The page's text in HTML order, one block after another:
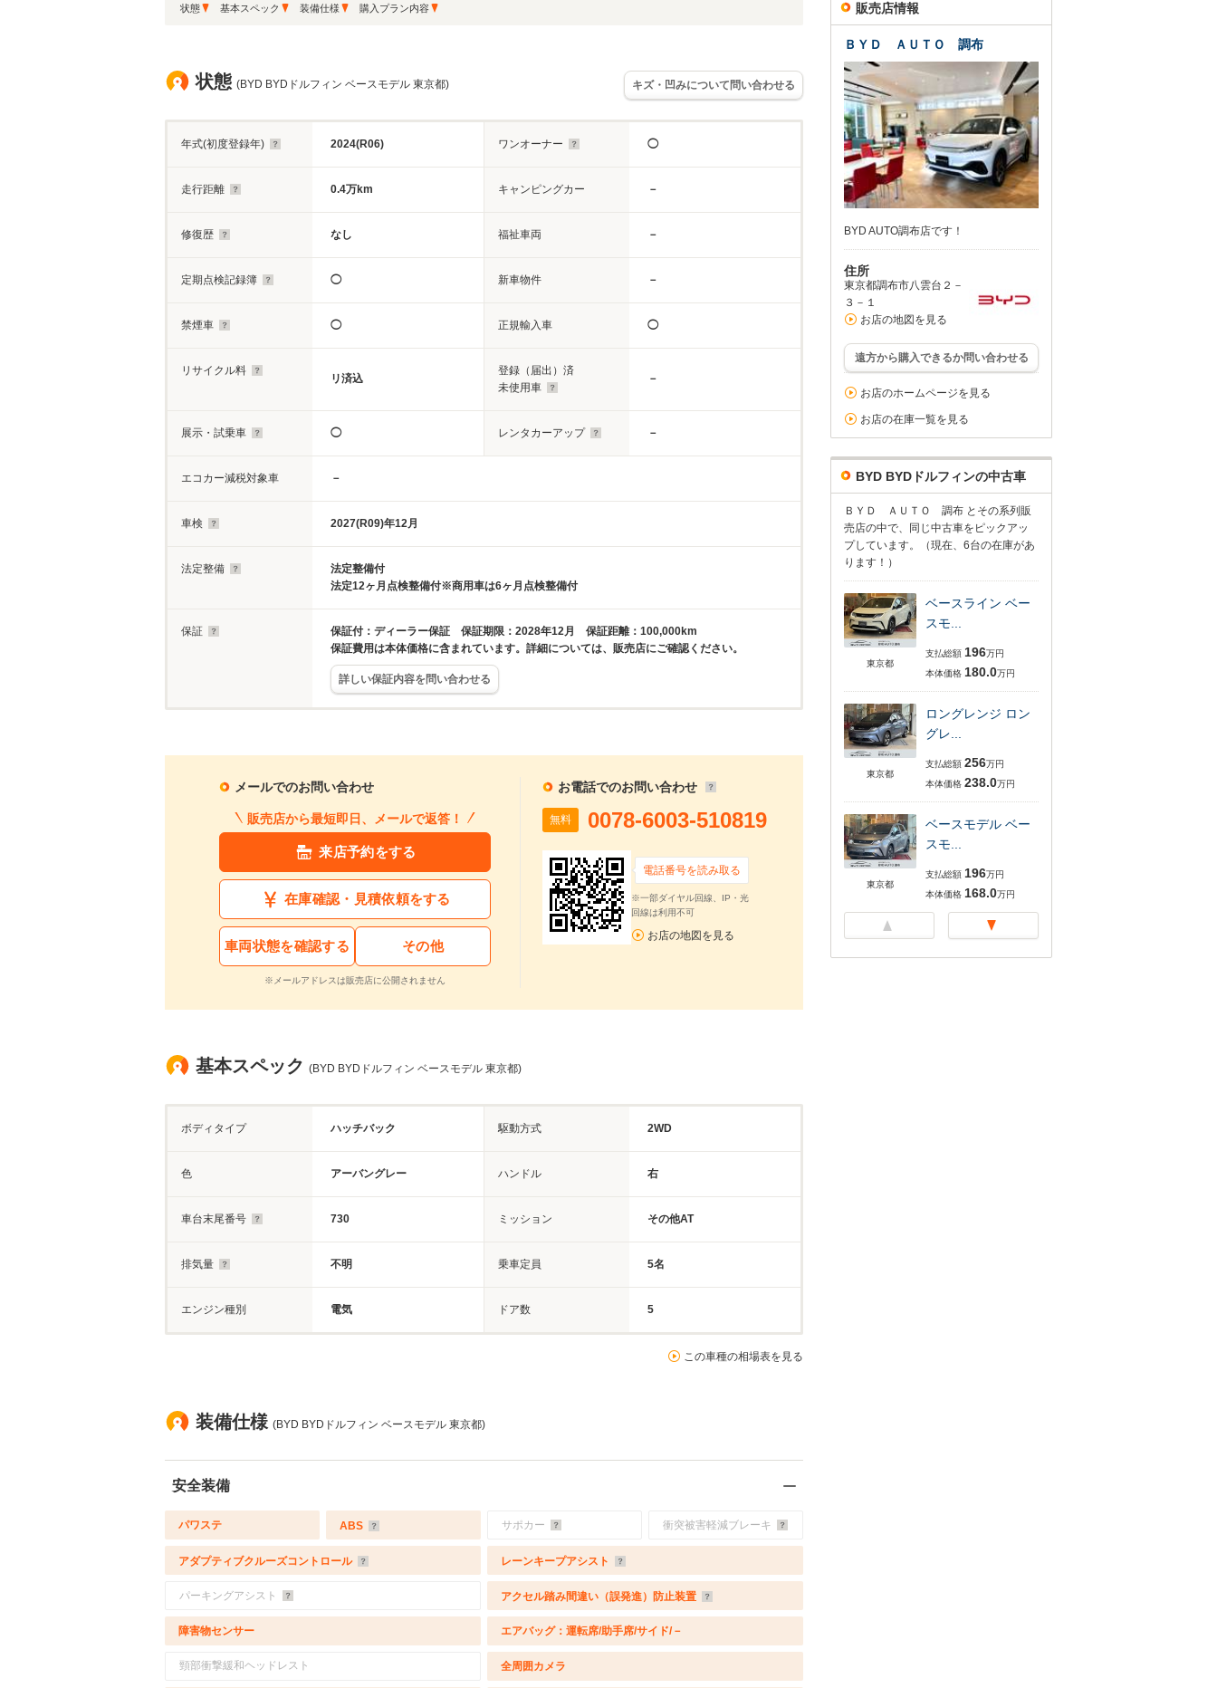
状態 基本スペック 装備仕様 購入プラン内容
状態 (BYD BYDドルフィン ベースモデル 東京都) キズ・凹みについて問い合わせる
年式(初度登録年) 2024(R06) ワンオーナー ◯
走行距離 0.4万km キャンピングカー －
修復歴 なし 福祉車両 －
定期点検記録簿 ◯ 新車物件 －
禁煙車 ◯ 正規輸入車 ◯
リサイクル料
リ済込
登録（届出）済
未使用車
－
展示・試乗車 ◯ レンタカーアップ －
エコカー減税対象車 －
車検 2027(R09)年12月
法定整備
法定整備付
法定12ヶ月点検整備付※商用車は6ヶ月点検整備付
保証
保証付：ディーラー保証 保証期限：2028年12月 保証距離：100,000km
保証費用は本体価格に含まれています。詳細については、販売店にご確認ください。
詳しい保証内容を問い合わせる
メールでのお問い合わせ
販売店から最短即日、メールで返答！
来店予約をする
在庫確認・見積依頼をする
車両状態を確認する その他
※メールアドレスは販売店に公開されません
お電話でのお問い合わせ
無料 0078-6003-510819
電話番号を読み取る
※一部ダイヤル回線、IP・光
回線は利用不可
お店の地図を見る
基本スペック (BYD BYDドルフィン ベースモデル 東京都)
ボディタイプ ハッチバック 駆動方式 2WD
色 アーバングレー ハンドル 右
車台末尾番号 730 ミッション その他AT
排気量 不明 乗車定員 5名
エンジン種別 電気 ドア数 5
この車種の相場表を見る
装備仕様 (BYD BYDドルフィン ベースモデル 東京都)
安全装備
パワステ ABS サポカー 衝突被害軽減ブレーキ
アダプティブクルーズコントロール レーンキープアシスト
パーキングアシスト アクセル踏み間違い（誤発進）防止装置
障害物センサー エアバッグ：運転席/助手席/サイド/－
頸部衝撃緩和ヘッドレスト 全周囲カメラ
販売店情報
ＢＹＤ ＡＵＴＯ 調布
BYD AUTO調布店です！
住所
東京都調布市八雲台２－
３－１
お店の地図を見る
遠方から購入できるか問い合わせる
お店のホームページを見る
お店の在庫一覧を見る
BYD BYDドルフィンの中古車
ＢＹＤ ＡＵＴＯ 調布 とその系列販
売店の中で、同じ中古車をピックアッ
プしています。（現在、6台の在庫があ
ります！）
東京都
ベースライン ベー
スモ...
支払総額 196万円
本体価格 180.0万円
東京都
ロングレンジ ロン
グレ...
支払総額 256万円
本体価格 238.0万円
東京都
ベースモデル ベー
スモ...
支払総額 196万円
本体価格 168.0万円
ベースライン